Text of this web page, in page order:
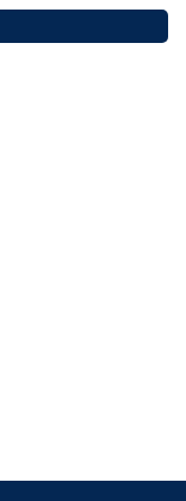
উদ্বোধন হলো ‘শিফা
০৫ আগস্ট ২০২৬